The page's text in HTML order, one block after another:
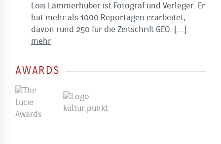
Lois Lammerhuber ist Fotograf und Verleger. Er
hat mehr als 1000 Reportagen erarbeitet,
davon rund 250 für die Zeitschrift GEO. [...]
mehr
AWARDS